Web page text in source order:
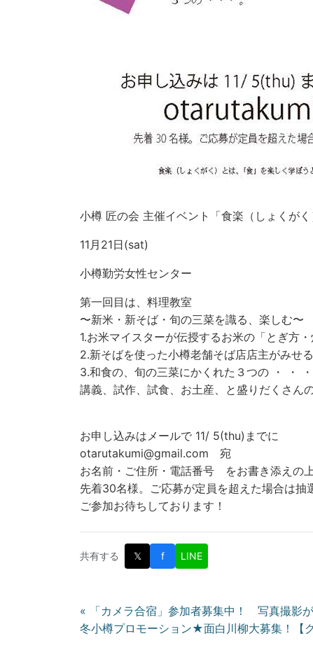
小樽 匠の会 主催イベント「食楽（しょくがく
11月21日(sat)
小樽勤労女性センター
第一回目は、料理教室
〜新米・新そば・旬の三菜を識る、楽しむ〜
1.お米マイスターが伝授するお米の「とぎ方・
2.新そばを使った小樽老舗そば店店主がみせ
3.和食の、旬の三菜にかくれた３つの ・ ・ ・
講義、試作、試食、お土産、と盛りだくさん
お申し込みはメールで 11/ 5(thu)までに
otarutakumi@gmail.com 宛
お名前・ご住所・電話番号 をお書き添えの
先着30名様。ご応募が定員を超えた場合は抽
ご参加お待ちしております！
共有する 𝕏 f LINE
投
稿
« 「カメラ合宿」参加者募集中！ 写真撮影
冬小樽プロモーション★面白川柳大募集！【